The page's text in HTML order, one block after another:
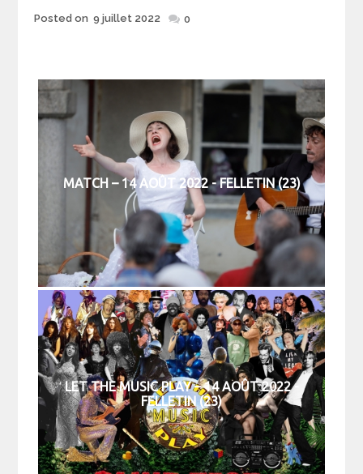
Posted
Posted on 9 juillet 2022 0
MATCH – 14 AOÛT 2022 - FELLETIN (23)
LET THE MUSIC PLAY – 14 AOÛT 2022 -
FELLETIN (23)